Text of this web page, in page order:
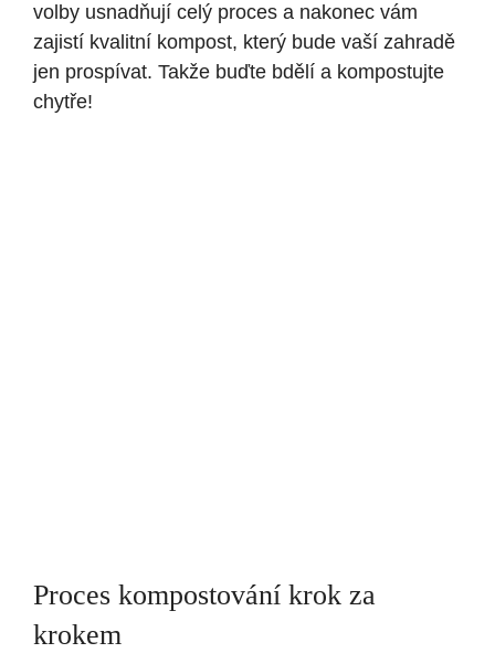
volby usnadňují celý proces a nakonec vám
zajistí kvalitní kompost, který bude vaší zahradě
jen prospívat. Takže buďte bdělí a kompostujte
chytře!
Proces kompostování krok za
krokem